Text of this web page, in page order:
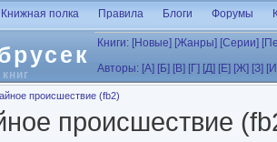
Книжная полка Правила Блоги Форумы
Книги: [Новые] [Жанры] [Серии]
Авторы: [А] [Б] [В] [Г] [Д] [Е] [Ж] [З]
происшествие (fb2)
происшествие